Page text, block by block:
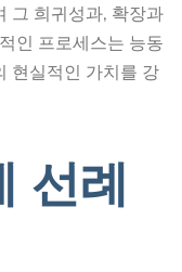
그 희귀성과, 확장과
인 프로세스는 능동
현실적인 가치를 강
선례